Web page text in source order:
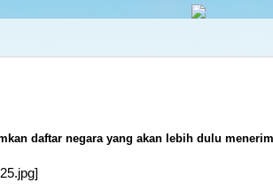
daftar negara yang akan lebih dulu
| pL4nkt0n | TeRRen.Jr | CompLann |